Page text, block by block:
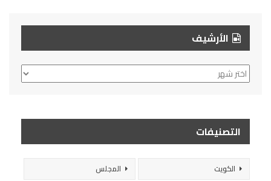
الأرشيف
الأرشيف
التصنيفات
الكويت
المجلس